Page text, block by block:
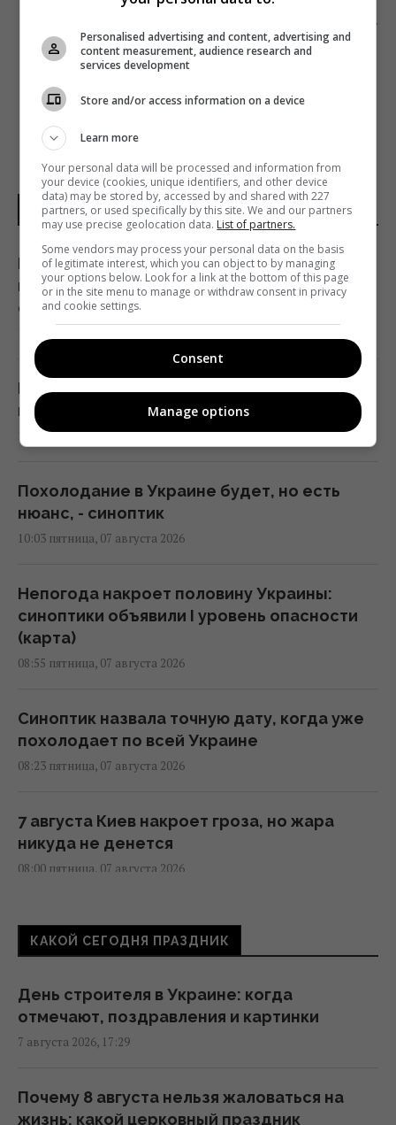
Следующий пост
АКТРИСА ПРИЗВАЛА КОЛЛЕГ НЕ НАРЯЖАТЬСЯ
ПОГОДА НА ЗАВТРА
После аномальной жары непогода охватит
всю Украину: объявлен I уровень
опасности
После аномальной жары: какие сюрпризы
готовит погода на выходных
12:00 пятница, 07 августа 2026
Похолодание в Украине будет, но есть
нюанс, - синоптик
10:03 пятница, 07 августа 2026
Непогода накроет половину Украины:
синоптики объявили I уровень опасности
(карта)
08:55 пятница, 07 августа 2026
Синоптик назвала точную дату, когда уже
похолодает по всей Украине
08:23 пятница, 07 августа 2026
7 августа Киев накроет гроза, но жара
никуда не денется
08:00 пятница, 07 августа 2026
Магнитная буря приближается: штормить
будет минимум два дня (график)
7 августа в Украину зайдут долгожданные
дожди и прохлада: каким областям
06:30 пятница, 07 августа 2026
КАКОЙ СЕГОДНЯ ПРАЗДНИК
День строителя в Украине: когда
отмечают, поздравления и картинки
7 августа 2026, 17:29
Почему 8 августа нельзя жаловаться на
жизнь: какой церковный праздник
Personalised advertising and content, advertising and
content measurement, audience research and
services development
Store and/or access information on a device
Learn more
Your personal data will be processed and information from
your device (cookies, unique identifiers, and other device
data) may be stored by, accessed by and shared with 227
partners, or used specifically by this site. We and our partners
may use precise geolocation data. List of partners.
Some vendors may process your personal data on the basis
of legitimate interest, which you can object to by managing
your options below. Look for a link at the bottom of this page
or in the site menu to manage or withdraw consent in privacy
and cookie settings.
Consent
Manage options